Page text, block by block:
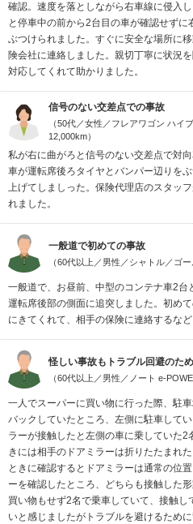
確認。速度を落としながら右車線に侵入
と停車中の前から2台目の車が確認せず
ぶつけられました。すぐに安全な場所に
険会社に連絡しました。親切丁寧に状況
対応してくれて助かりました。
信号のない交差点での事故
（50代／女性／フレアワゴン ハイ
12,000km）
私が右に曲がろと信号のない交差点で対
車が運転席後ろタイヤとバンパー辺りを
上げてしましった。保険代理店のスタッ
れました。
一般道で初めての事故
（60代以上／男性／シャトル／ゴ
一般道で、お昼前、中型のコンテナ車2台
運転席後部の側面に追突しました。初め
にきてくれて、相手の保険に連絡するな
怪しい事故もトラブル回避のた
（60代以上／男性／ノート e-
一人でスーパーに買い物に行った際、駐
バックしていたところ、左側に駐車して
ラーが接触したと左側の車に乗していた2
きには相手のドアミラーは折りたたまれ
ときに確認するとドアミラーは通常の位
ーを確認したところ、どちらも接触した
買い物もせず2名で乗車していて、接触
いと感じましたがトラブルを避けるため